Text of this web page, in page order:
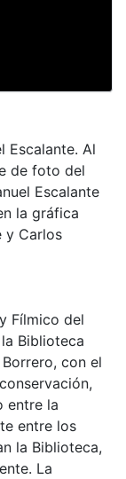
Escalante. Al
de foto del
Escalante
la gráfica
y Carlos
Fílmico del
Biblioteca
con el
entre la
entre los
la Biblioteca,
La